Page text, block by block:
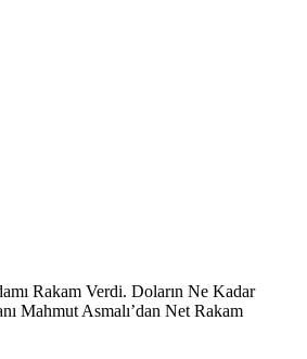
Rakam Verdi. Doların Ne Kadar
Mahmut Asmalı’dan Net Rakam